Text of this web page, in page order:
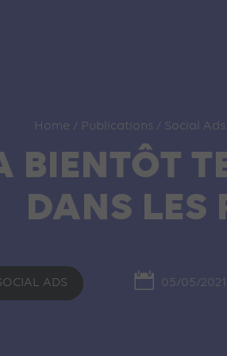
Home / Publications / Social Ads
DANS LES
ADS 05/05/2021